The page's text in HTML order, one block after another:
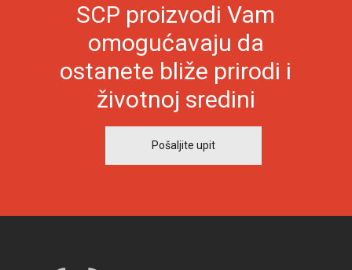
SCP proizvodi Vam
omogućavaju da
ostanete bliže prirodi i
životnoj sredini
Pošaljite upit